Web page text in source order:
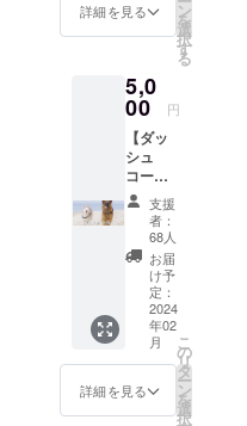
あてさ
せてい
●お礼
のメッ
セージ
●セカン
ドピー
スポス
トカー
ド（全
11種
類）
詳細を見る ン
を
選
択
す
る
5,0
00 円
【ダッ
シュ
コー
ス】
5000円
●ご支
援金す
べてを
保護犬
シェル
ター
「NYO
NYO
house
」の建
支援
者：
68人
お届
け予
定：
2024
年02
月
詳細を見る
こ
の
リ
タ
ー
ン
を
選
択